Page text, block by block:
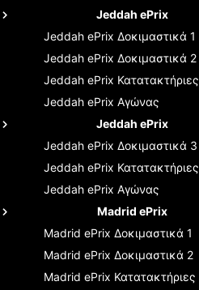
Jeddah ePrix
Jeddah ePrix Δοκιμαστικά 1
Jeddah ePrix Δοκιμαστικά 2
Jeddah ePrix Κατατακτήριες
Jeddah ePrix Αγώνας
Jeddah ePrix
Jeddah ePrix Δοκιμαστικά 3
Jeddah ePrix Κατατακτήριες
Jeddah ePrix Αγώνας
Madrid ePrix
Madrid ePrix Δοκιμαστικά 1
Madrid ePrix Δοκιμαστικά 2
Madrid ePrix Κατατακτήριες